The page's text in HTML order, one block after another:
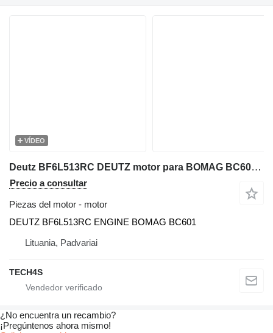
VÍDEO
Deutz BF6L513RC DEUTZ motor para BOMAG BC601 compactador
Precio a consultar
Piezas del motor - motor
DEUTZ BF6L513RC ENGINE BOMAG BC601
Lituania, Padvariai
TECH4S
¿No encuentra un recambio?
¡Pregúntenos ahora mismo!